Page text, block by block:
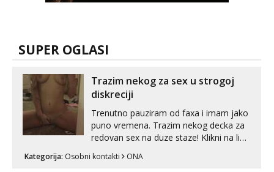
SUPER OGLASI
Trazim nekog za sex u strogoj
diskreciji
Trenutno pauziram od faxa i imam jako
puno vremena. Trazim nekog decka za
redovan sex na duze staze! Klikni na link
Kategorija: Osobni kontakti ONA